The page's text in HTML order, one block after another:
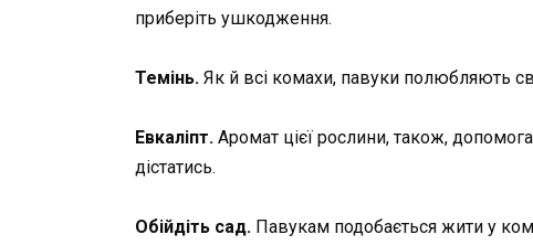
приберіть ушкодження.
Темінь. Як й всі комахи, павуки полюбляють
Евкаліпт. Аромат цієї рослини, також,
дістатись.
Обійдіть сад. Павукам подобається жити у